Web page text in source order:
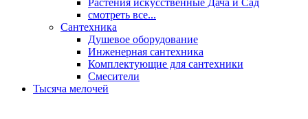
Растения искусственные Дача и Сад
смотреть все...
Сантехника
Душевое оборудование
Инженерная сантехника
Комплектующие для сантехники
Смесители
Тысяча мелочей